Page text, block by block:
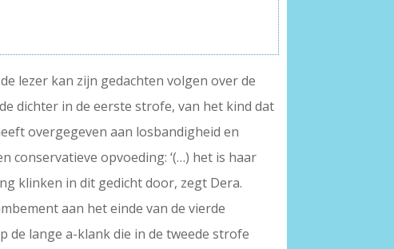
lezer kan zijn gedachten volgen over de
dichter in de eerste strofe, van het kind dat
overgegeven aan losbandigheid en
conservatieve opvoeding: ‘(…) het is haar
klinken in dit gedicht door, zegt Dera.
aan het einde van de vierde
de lange a-klank die in de tweede strofe